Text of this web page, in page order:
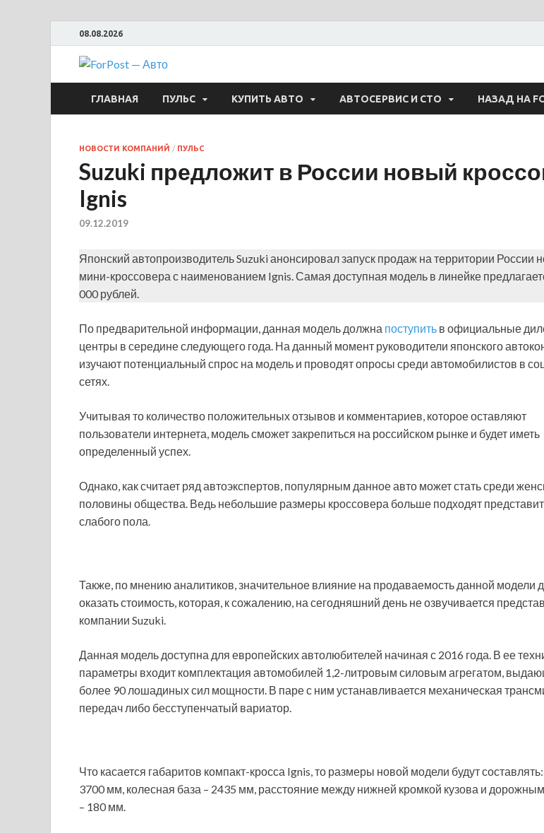
08.08.2026
ForPost — Авто
ГЛАВНАЯ ПУЛЬС КУПИТЬ АВТО АВТОСЕРВИС И СТО НАЗАД НА
НОВОСТИ КОМПАНИЙ / ПУЛЬС
Suzuki предложит в России новый
Ignis
09.12.2019
Японский автопроизводитель Suzuki анонсировал запуск продаж на территории России
мини-кроссовера с наименованием Ignis. Самая доступная модель в линейке
000 рублей.
По предварительной информации, данная модель должна поступить в официальные
центры в середине следующего года. На данный момент руководители японского
изучают потенциальный спрос на модель и проводят опросы среди автомобилистов в
сетях.
Учитывая то количество положительных отзывов и комментариев, которое оставляют
пользователи интернета, модель сможет закрепиться на российском рынке и будет иметь
определенный успех.
Однако, как считает ряд автоэкспертов, популярным данное авто может стать среди
половины общества. Ведь небольшие размеры кроссовера больше подходят
слабого пола.
Также, по мнению аналитиков, значительное влияние на продаваемость данной модели
оказать стоимость, которая, к сожалению, на сегодняшний день не озвучивается
компании Suzuki.
Данная модель доступна для европейских автолюбителей начиная с 2016 года. В ее
параметры входит комплектация автомобилей 1,2-литровым силовым агрегатом,
более 90 лошадиных сил мощности. В паре с ним устанавливается механическая
передач либо бесступенчатый вариатор.
Что касается габаритов компакт-кросса Ignis, то размеры новой модели будут
3700 мм, колесная база – 2435 мм, расстояние между нижней кромкой кузова и
– 180 мм.